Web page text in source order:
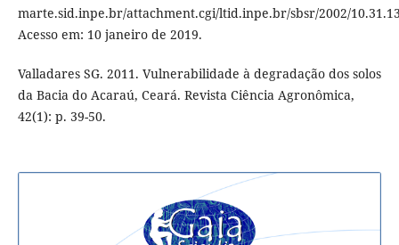
marte.sid.inpe.br/attachment.cgi/ltid.inpe.br/sbsr/2002/
Acesso em: 10 janeiro de 2019.
Valladares SG. 2011. Vulnerabilidade à degradação dos solos
da Bacia do Acaraú, Ceará. Revista Ciência Agronômica,
42(1): p. 39-50.